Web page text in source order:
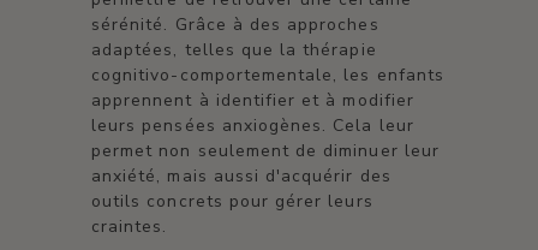
sérénité. Grâce à des approches
adaptées, telles que la thérapie
cognitivo-comportementale, les enfants
apprennent à identifier et à modifier
leurs pensées anxiogènes. Cela leur
permet non seulement de diminuer leur
anxiété, mais aussi d'acquérir des
outils concrets pour gérer leurs
craintes.